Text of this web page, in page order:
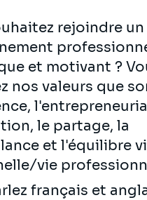
rejoindre un
et motivant ?
nos valeurs que
le partage, la
et l'équilibre
vie
français et